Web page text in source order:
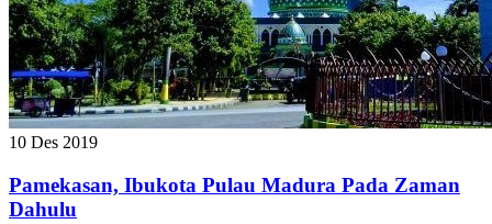
10 Des 2019
Pamekasan, Ibukota Pulau Madura Pada Zaman
Dahulu